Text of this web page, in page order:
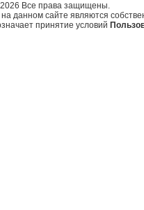
Все права защищены.
данном сайте являются
принятие условий